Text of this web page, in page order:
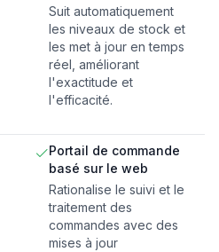
Suit automatiquement
les niveaux de stock et
les met à jour en temps
réel, améliorant
l'exactitude et
l'efficacité.
Portail de commande
basé sur le web
Rationalise le suivi et le
traitement des
commandes avec des
mises à jour